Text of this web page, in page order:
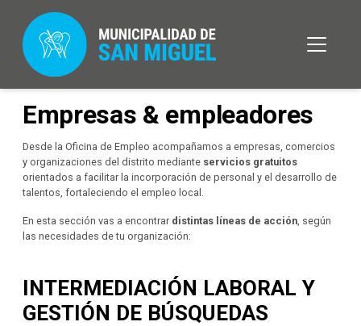
Empresas & empleadores
Desde la Oficina de Empleo acompañamos a empresas, comercios
y organizaciones del distrito mediante servicios gratuitos
orientados a facilitar la incorporación de personal y el desarrollo de
talentos, fortaleciendo el empleo local.
En esta sección vas a encontrar distintas líneas de acción , según
las necesidades de tu organización:
INTERMEDIACIÓN LABORAL Y
GESTIÓN DE BÚSQUEDAS